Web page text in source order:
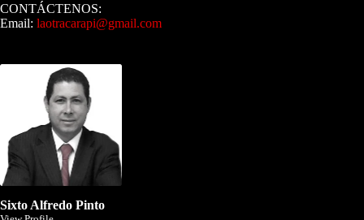
CONTÁCTENOS:
Email: laotracarapi@gmail.com
Sixto Alfredo Pinto